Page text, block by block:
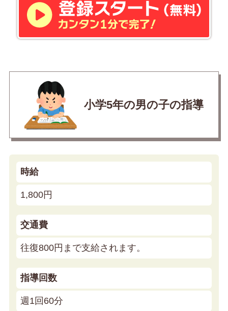
小学5年の男の子の指導
時給
1,800円
交通費
往復800円まで支給されます。
指導回数
週1回60分